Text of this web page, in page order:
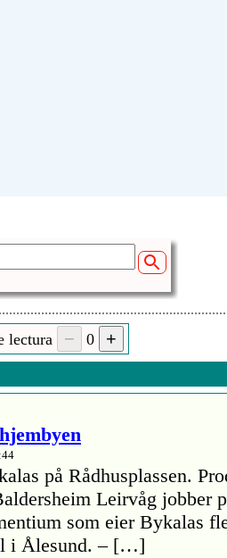
lectura 0
på Rådhusplassen.
Leirvåg jobber
som eier Bykalas
i Ålesund. – […]